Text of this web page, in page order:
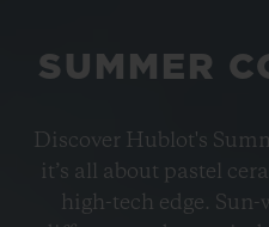
PETROL BLUE
33 MM
SUMMER
Discover Hublot's
it’s all about pastel
high-tech edge.